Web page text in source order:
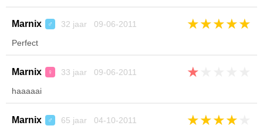
Marnix ♂ 32 jaar 09-06-2011 ★★★★★
Perfect
Marnix ♀ 33 jaar 09-06-2011 ★
haaaaai
Marnix ♂ 65 jaar 04-10-2011 ★★★★